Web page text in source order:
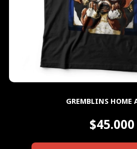
GREMBLINS HOME
$45.000